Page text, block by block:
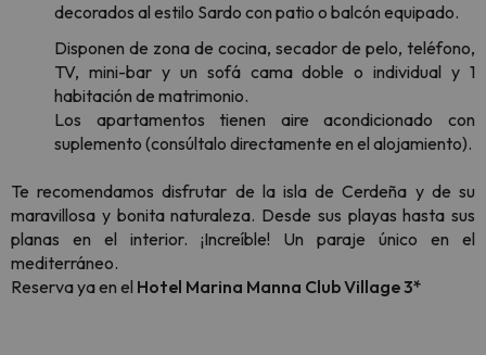
decorados al estilo Sardo con patio o balcón equipado.
Disponen de zona de cocina, secador de pelo, teléfono,
TV, mini-bar y un sofá cama doble o individual y 1
habitación de matrimonio.
Los apartamentos tienen aire acondicionado con
suplemento (consúltalo directamente en el alojamiento).
Te recomendamos disfrutar de la isla de Cerdeña y de su
maravillosa y bonita naturaleza. Desde sus playas hasta sus
planas en el interior. ¡Increíble! Un paraje único en el
mediterráneo.
Reserva ya en el Hotel Marina Manna Club Village 3*